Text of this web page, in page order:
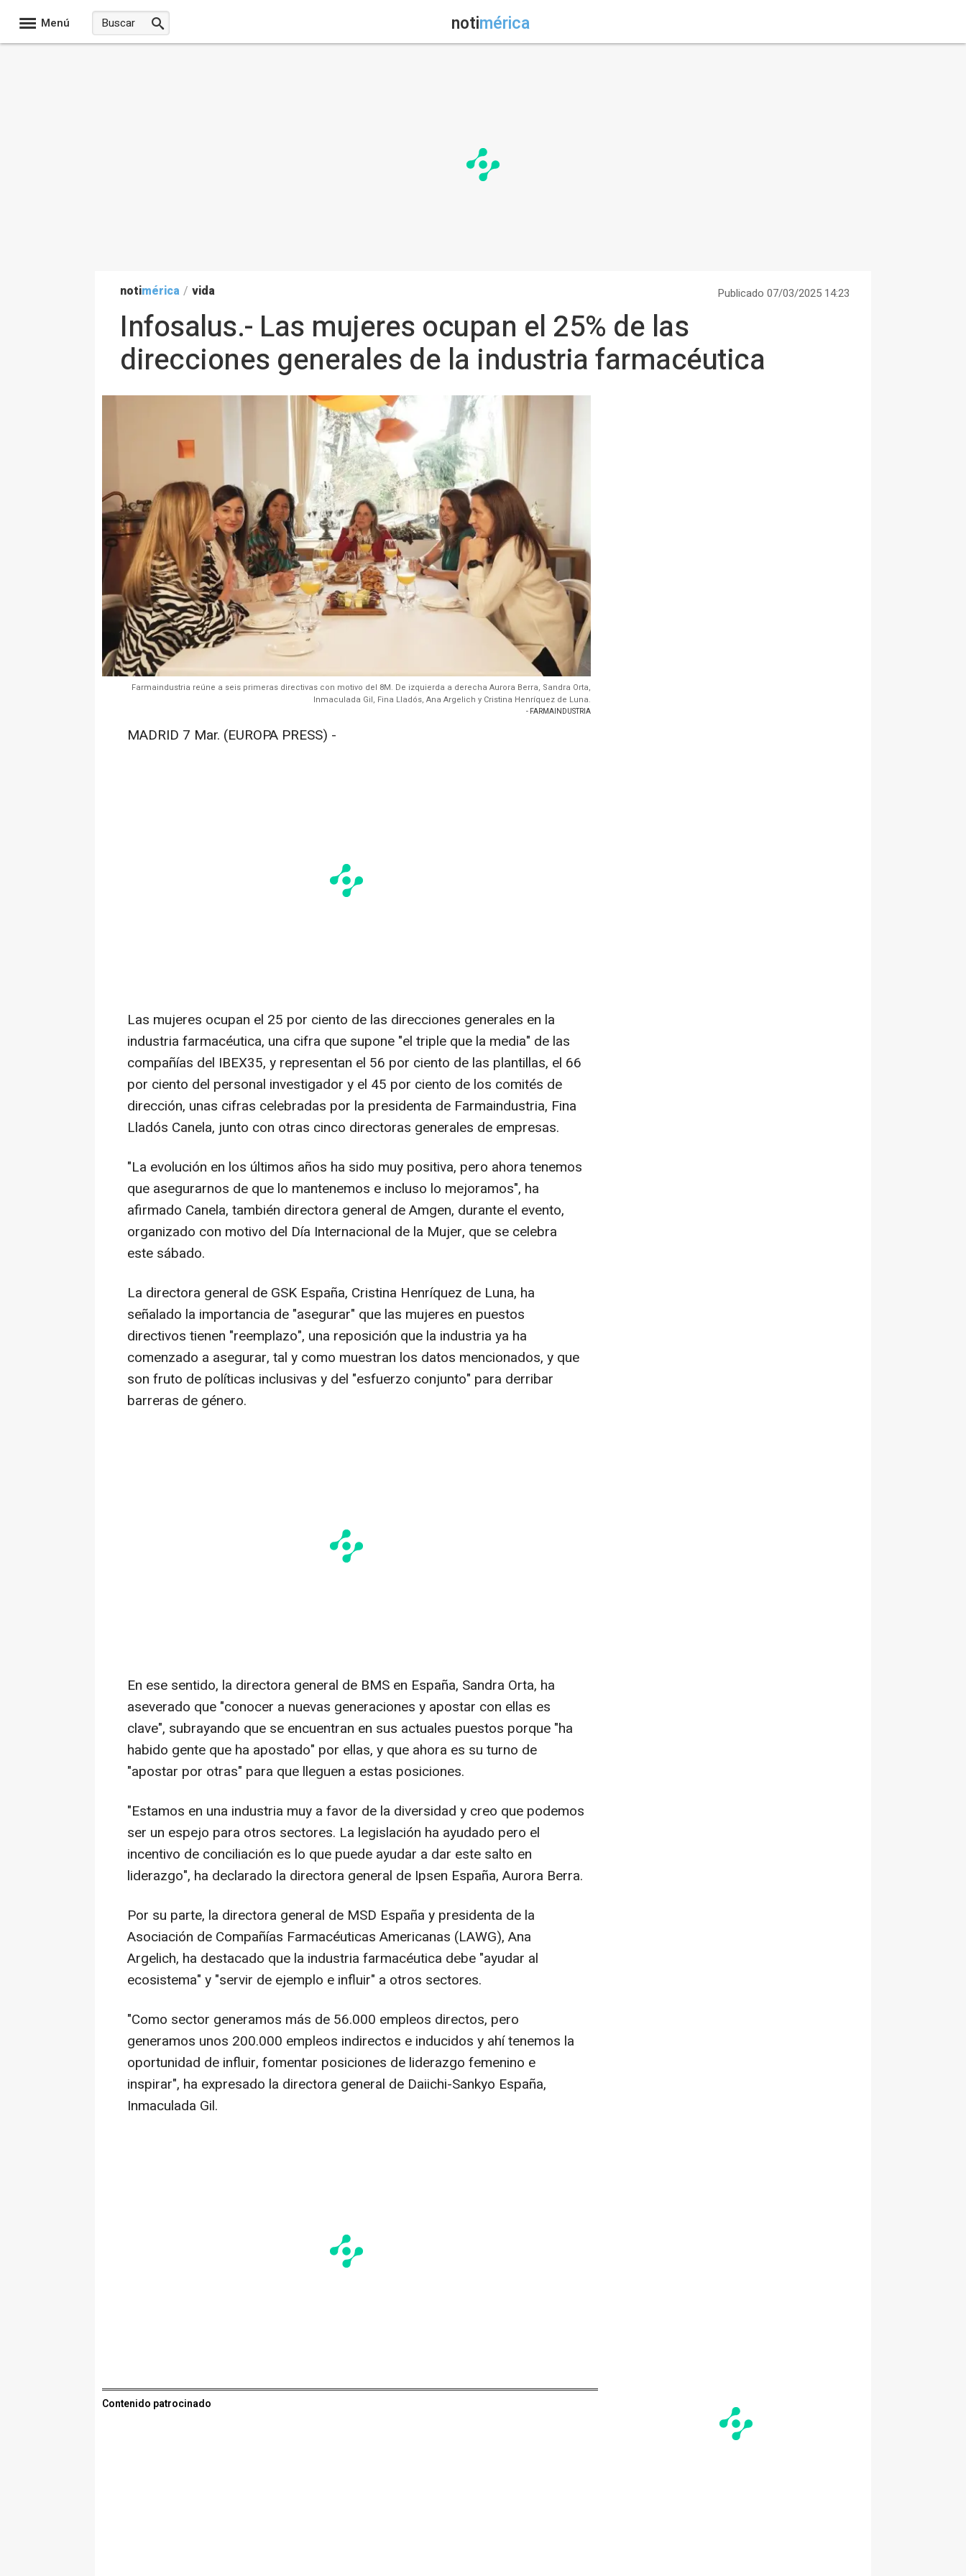
Menú notimérica
notimérica / vida Publicado 07/03/2025 14:23
Infosalus.- Las mujeres ocupan el 25% de las
direcciones generales de la industria farmacéutica
Farmaindustria reúne a seis primeras directivas con motivo del 8M. De izquierda a derecha Aurora Berra, Sandra Orta,
Inmaculada Gil, Fina Lladós, Ana Argelich y Cristina Henríquez de Luna.
- FARMAINDUSTRIA
MADRID 7 Mar. (EUROPA PRESS) -
Las mujeres ocupan el 25 por ciento de las direcciones generales en la
industria farmacéutica, una cifra que supone "el triple que la media" de las
compañías del IBEX35, y representan el 56 por ciento de las plantillas, el 66
por ciento del personal investigador y el 45 por ciento de los comités de
dirección, unas cifras celebradas por la presidenta de Farmaindustria, Fina
Lladós Canela, junto con otras cinco directoras generales de empresas.
"La evolución en los últimos años ha sido muy positiva, pero ahora tenemos
que asegurarnos de que lo mantenemos e incluso lo mejoramos", ha
afirmado Canela, también directora general de Amgen, durante el evento,
organizado con motivo del Día Internacional de la Mujer, que se celebra
este sábado.
La directora general de GSK España, Cristina Henríquez de Luna, ha
señalado la importancia de "asegurar" que las mujeres en puestos
directivos tienen "reemplazo", una reposición que la industria ya ha
comenzado a asegurar, tal y como muestran los datos mencionados, y que
son fruto de políticas inclusivas y del "esfuerzo conjunto" para derribar
barreras de género.
En ese sentido, la directora general de BMS en España, Sandra Orta, ha
aseverado que "conocer a nuevas generaciones y apostar con ellas es
clave", subrayando que se encuentran en sus actuales puestos porque "ha
habido gente que ha apostado" por ellas, y que ahora es su turno de
"apostar por otras" para que lleguen a estas posiciones.
"Estamos en una industria muy a favor de la diversidad y creo que podemos
ser un espejo para otros sectores. La legislación ha ayudado pero el
incentivo de conciliación es lo que puede ayudar a dar este salto en
liderazgo", ha declarado la directora general de Ipsen España, Aurora Berra.
Por su parte, la directora general de MSD España y presidenta de la
Asociación de Compañías Farmacéuticas Americanas (LAWG), Ana
Argelich, ha destacado que la industria farmacéutica debe "ayudar al
ecosistema" y "servir de ejemplo e influir" a otros sectores.
"Como sector generamos más de 56.000 empleos directos, pero
generamos unos 200.000 empleos indirectos e inducidos y ahí tenemos la
oportunidad de influir, fomentar posiciones de liderazgo femenino e
inspirar", ha expresado la directora general de Daiichi-Sankyo España,
Inmaculada Gil.
Contenido patrocinado